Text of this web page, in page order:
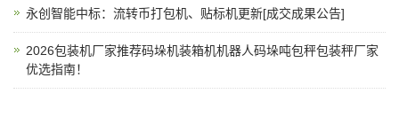
永创智能中标：流转币打包机、贴标机更新[成交成果公告]
2026包装机厂家推荐码垛机装箱机机器人码垛吨包秤包装秤厂家
优选指南！